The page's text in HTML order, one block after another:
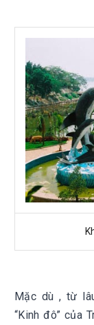
Mặc dù , từ
“Kinh đô” của